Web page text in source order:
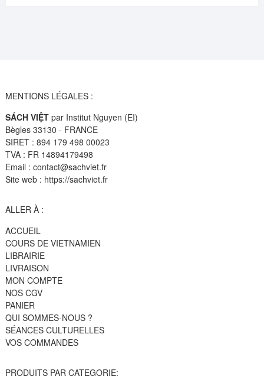
MENTIONS LÉGALES :
SÁCH VIỆTpar Institut Nguyen (EI)
Bègles 33130 - FRANCE
SIRET : 894 179 498 00023
TVA : FR 14894179498
Email : contact@sachviet.fr
Site web : https://sachviet.fr
ALLER À :
ACCUEIL
COURS DE VIETNAMIEN
LIBRAIRIE
LIVRAISON
MON COMPTE
NOS CGV
PANIER
QUI SOMMES-NOUS ?
SÉANCES CULTURELLES
VOS COMMANDES
PRODUITS PAR CATEGORIE: